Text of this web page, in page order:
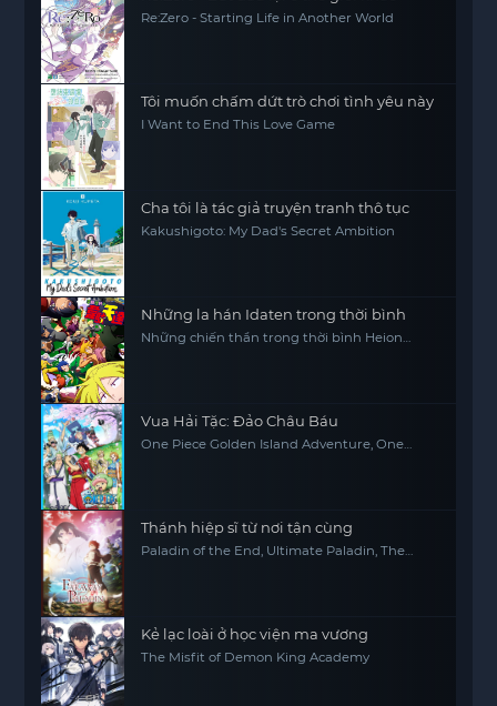
Re:Zero - Starting Life in Another World
Tôi muốn chấm dứt trò chơi tình yêu này
I Want to End This Love Game
Cha tôi là tác giả truyện tranh thô tục
Kakushigoto: My Dad's Secret Ambition
Những la hán Idaten trong thời bình
Những chiến thần trong thời bình Heion
Vua Hải Tặc: Đảo Châu Báu
One Piece Golden Island Adventure, One
Thánh hiệp sĩ từ nơi tận cùng
Paladin of the End, Ultimate Paladin, The
Kẻ lạc loài ở học viện ma vương
The Misfit of Demon King Academy